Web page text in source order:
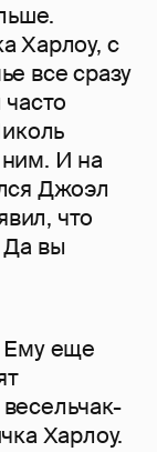
Харлоу, с
все сразу
И на
Джоэл
что
Да вы
Ему еще
Харлоу.